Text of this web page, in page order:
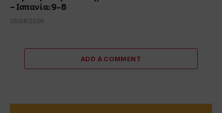
– Ισπανία: 9-8
05/08/2026
ADD A COMMENT